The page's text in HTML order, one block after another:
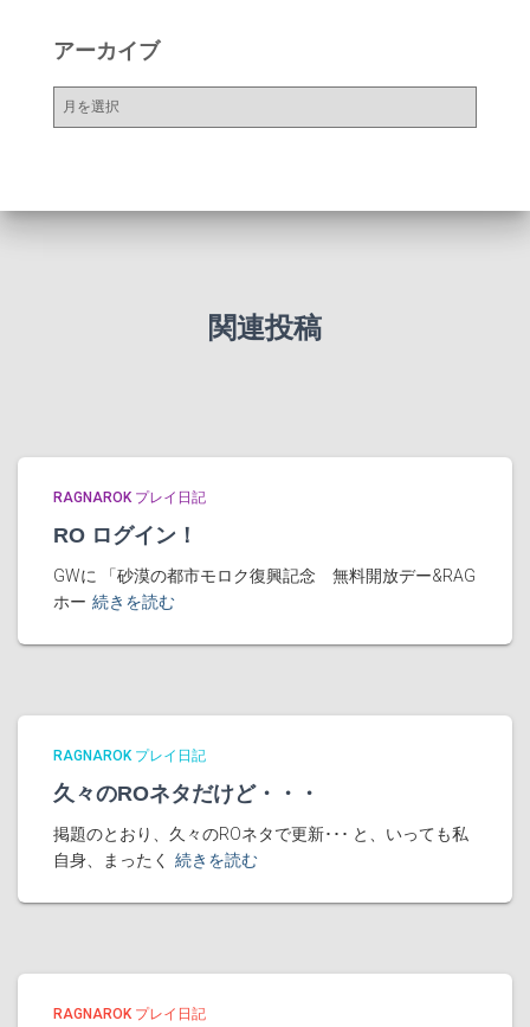
ー
アーカイブ
ー
関連投稿
RAGNAROK プレイ日記
RO ログイン！
GWに 「砂漠の都市モロク復興記念 無料開放デー&RAG
ホー 続きを読む
RAGNAROK プレイ日記
久々のROネタだけど・・・
掲題のとおり、久々のROネタで更新･･･ と、いっても私
自身、まったく
続きを読む
RAGNAROK プレイ日記